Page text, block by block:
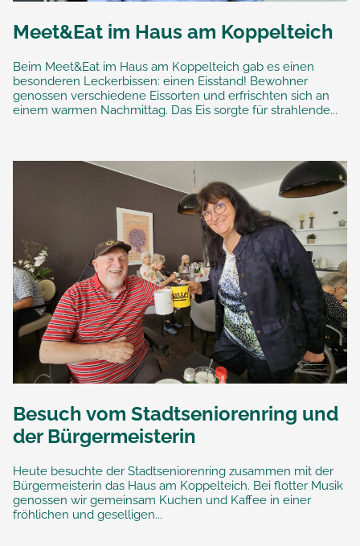
Meet&Eat im Haus am Koppelteich
Beim Meet&Eat im Haus am Koppelteich gab es einen
besonderen Leckerbissen: einen Eisstand! Bewohner
genossen verschiedene Eissorten und erfrischten sich an
einem warmen Nachmittag. Das Eis sorgte für strahlende...
Besuch vom Stadtseniorenring und
der Bürgermeisterin
Heute besuchte der Stadtseniorenring zusammen mit der
Bürgermeisterin das Haus am Koppelteich. Bei flotter Musik
genossen wir gemeinsam Kuchen und Kaffee in einer
fröhlichen und geselligen...